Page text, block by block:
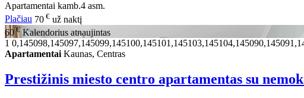
Apartamentai kamb.4 asm.
Plačiau 70 € už naktį
60€ Kalendorius atnaujintas
1
Apartamentai Kaunas, Centras
Prestižinis miesto centro apartamentas su